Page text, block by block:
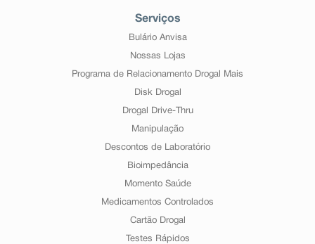
Serviços
Bulário Anvisa
Nossas Lojas
Programa de Relacionamento Drogal Mais
Disk Drogal
Drogal Drive-Thru
Manipulação
Descontos de Laboratório
Bioimpedância
Momento Saúde
Medicamentos Controlados
Cartão Drogal
Testes Rápidos